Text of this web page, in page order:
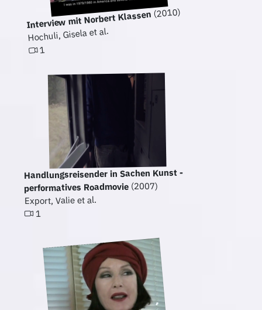
Interview mit Norbert Klassen(2010)
Hochuli, Gisela et al.
1
Handlungsreisender in Sachen Kunst -
performatives Roadmovie(2007)
Export, Valie et al.
1